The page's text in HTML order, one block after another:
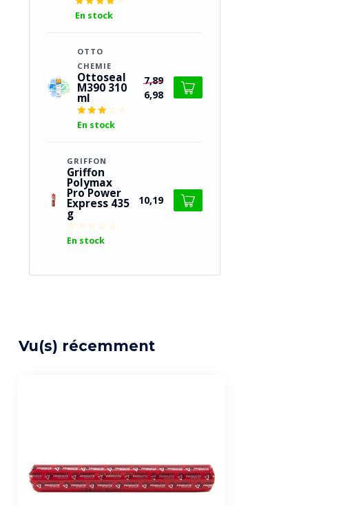
En stock
OTTO
CHEMIE
Ottoseal
M390 310
ml
En stock
7,89
6,98
GRIFFON
Griffon
Polymax
Pro Power
Express 435
g
En stock
10,19
Vu(s) récemment